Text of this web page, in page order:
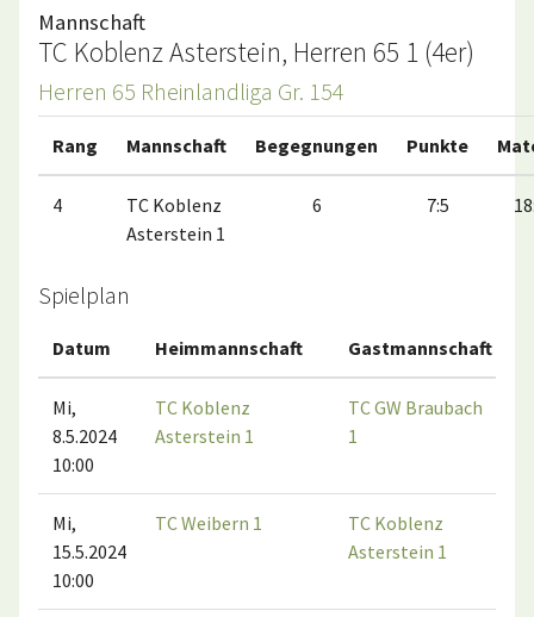
Mannschaft
TC Koblenz Asterstein, Herren 65 1 (4er)
Herren 65 Rheinlandliga Gr. 154
Rang Mannschaft Begegnungen Punkte
4
TC Koblenz
Asterstein 1
6 7:5
Spielplan
Datum Heimmannschaft Gastmannschaft
Mi,
8.5.2024
10:00
TC Koblenz
Asterstein 1
TC GW Braubach
1
Mi,
15.5.2024
10:00
TC Weibern 1
TC Koblenz
Asterstein 1